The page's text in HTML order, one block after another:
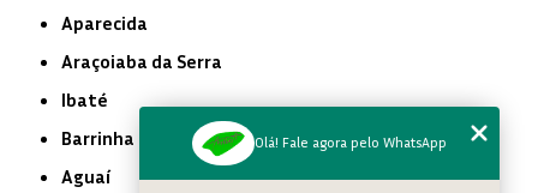
Aparecida
Araçoiaba da Serra
Ibaté
Barrinha
Aguaí
Olá! Fale agora pelo WhatsApp